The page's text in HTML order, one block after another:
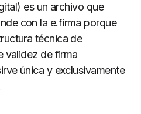
es un archivo que
con la e.firma porque
técnica de
validez de firma
única y exclusivamente